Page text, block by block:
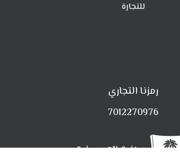
للتجارة
رمزنا التجاري
7012270976